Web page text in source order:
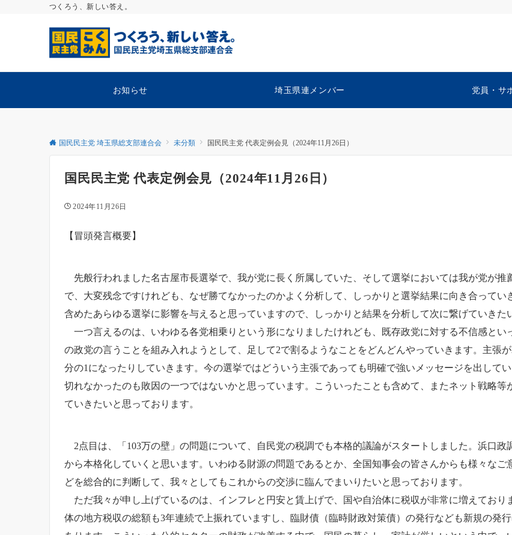
つくろう、新しい答え。
お知らせ 埼玉県連メンバー 党員・サ
国民民主党 埼玉県総支部連合会 未分類 国民民主党 代表定例会見（2024年11月26日）
国民民主党 代表定例会見（2024年11月26日）
2024年11月26日
【冒頭発言概要】
先般行われました名古屋市長選挙で、我が党に長く所属していた、そして選挙においては我が党が推
で、大変残念ですけれども、なぜ勝てなかったのかよく分析して、しっかりと選挙結果に向き合って
含めたあらゆる選挙に影響を与えると思っていますので、しっかりと結果を分析して次に繋げていきた
一つ言えるのは、いわゆる各党相乗りという形になりましたけれども、既存政党に対する不信感と
の政党の言うことを組み入れようとして、足して2で割るようなことをどんどんやっていきます。主張
分の1になったりしていきます。今の選挙ではどういう主張であっても明確で強いメッセージを出して
切れなかったのも敗因の一つではないかと思っています。こういったことも含めて、またネット戦略
ていきたいと思っております。
2点目は、「103万の壁」の問題について、自民党の税調でも本格的議論がスタートしました。浜口
から本格化していくと思います。いわゆる財源の問題であるとか、全国知事会の皆さんからも様々な
どを総合的に判断して、我々としてもこれからの交渉に臨んでまいりたいと思っております。
ただ我々が申し上げているのは、インフレと円安と賃上げで、国や自治体に税収が非常に増えてお
体の地方税収の総額も3年連続で上振れていますし、臨財債（臨時財政対策債）の発行なども新規の発